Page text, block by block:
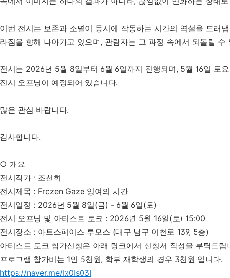
이번 전시는 보존과 소멸이 동시에 작동하는 시간의 역설을 드러
라짐을 향해 나아가고 있으며, 관람자는 그 과정 속에서 되돌릴 수
전시는 2026년 5월 8일부터 6월 6일까지 진행되며, 5월 16일 토
전시 오프닝이 예정되어 있습니다.
많은 관심 바랍니다.
감사합니다.
○ 개요
전시작가 : 조선희
전시제목 : Frozen Gaze 잉여의 시간
전시일정 : 2026년 5월 8일(금) - 6월 6일(토)
전시 오프닝 및 아티스트 토크 : 2026년 5월 16일(토) 15:00
전시장소 : 아트스페이스 루모스 (대구 남구 이천로 139, 5층)
아티스트 토크 참가신청은 아래 링크에서 신청서 작성을 부탁드립
프로그램 참가비는 1인 5천원, 학부 재학생의 경우 3천원 입니다.
https://naver.me/Ix0Is03I